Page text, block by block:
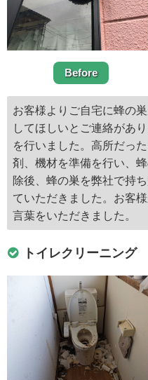
Before
お客様よりご自宅に蜂の
してほしいとご連絡があ
を行いました。高所だっ
剤、機材を準備を行い、
除後、蜂の巣を弊社で持
ていただきました。お客
言葉をいただきました。
トイレクリーニング